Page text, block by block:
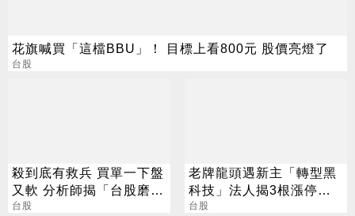
花旗喊買「這檔BBU」！ 目標上看800元 股價亮燈了
台股
殺到底有救兵 買單一下盤
又軟 分析師揭「台股磨
人」背後真相
台股
老牌龍頭遇新主「轉型黑
科技」法人揭3根漲停背
後秘辛
台股